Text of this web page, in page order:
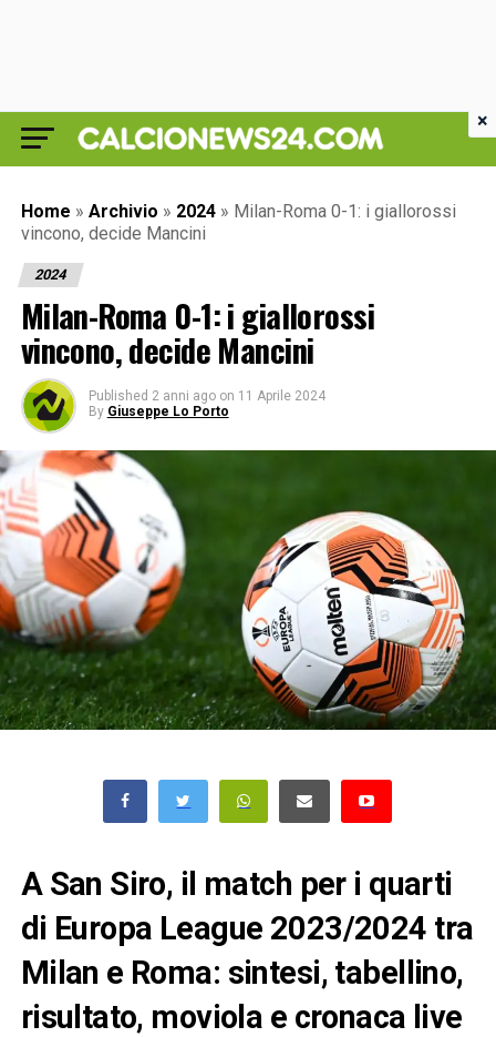
Home » Archivio » 2024 » Milan-Roma 0-1: i giallorossi
vincono, decide Mancini
2024
Milan-Roma 0-1: i giallorossi
vincono, decide Mancini
Published 2 anni ago on 11 Aprile 2024
By Giuseppe Lo Porto
A San Siro, il match per i quarti
di Europa League 2023/2024 tra
Milan e Roma: sintesi, tabellino,
risultato, moviola e cronaca live
×